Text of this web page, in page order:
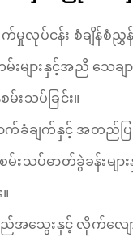
လုပ်ငန်း စံချိန်စံညွှန်း
းများနှင့်အညီ သေချ
းသပ်ခြင်း။
ခံချက်နှင့် အတည်ပ
ပ်ဓာတ်ခွဲခန်းများနှ
သွေးနှင့် လိုက်လျေ